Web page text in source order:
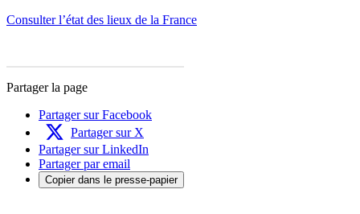
Consulter l’état des lieux de la France
Partager la page
Partager sur Facebook
Partager sur X
Partager sur LinkedIn
Partager par email
Copier dans le presse-papier